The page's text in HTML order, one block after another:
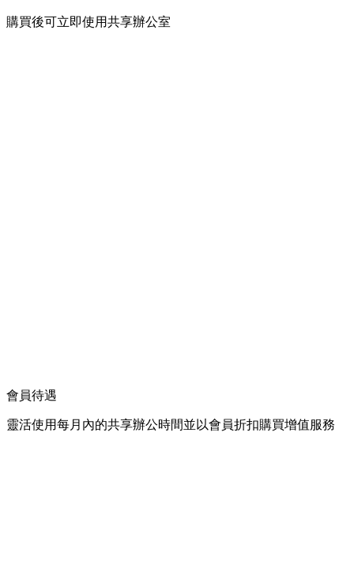
購買後可立即使用共享辦公室
會員待遇
靈活使用每月內的共享辦公時間並以會員折扣購買增值服務